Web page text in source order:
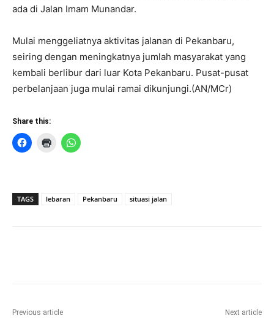
ada di Jalan Imam Munandar.
Mulai menggeliatnya aktivitas jalanan di Pekanbaru,
seiring dengan meningkatnya jumlah masyarakat yang
kembali berlibur dari luar Kota Pekanbaru. Pusat-pusat
perbelanjaan juga mulai ramai dikunjungi.(AN/MCr)
Share this:
TAGS lebaran Pekanbaru situasi jalan
Previous article Next article